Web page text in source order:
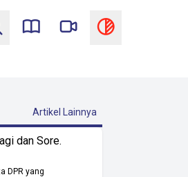
Artikel Lainnya
dan Sore.
DPR yang